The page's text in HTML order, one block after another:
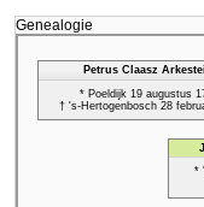
Genealogie